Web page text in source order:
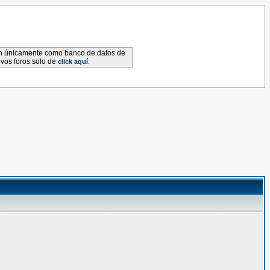
como banco de datos de
foros solo de click aquí.